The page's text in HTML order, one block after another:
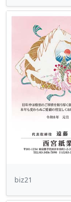
biz21